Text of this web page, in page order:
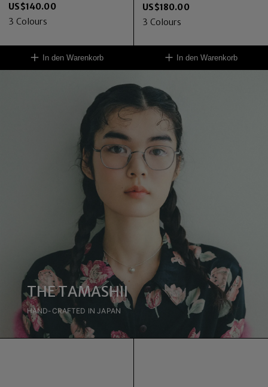
US$140.00
3 Colours
In den Warenkorb
US$180.00
3 Colours
In den Warenkorb
THE TAMASHII
HAND-CRAFTED IN JAPAN